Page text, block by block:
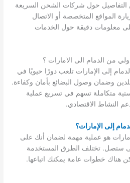
التفاصيل حول شركات الشحن السريعة
المواقع المتخصصة أو الاتصال
معلومات دقيقة حول الخدمات
من الدمام الى الامارات ؟
إلى الإمارات تلعب دورًا حيويًا في
وضمان وصول البضائع بأمان وكفاءة.
متكاملة تسهم في تسريع عملية
النشاط الاقتصادي.
إلى الإمارات؟
هو عملية مهمة لضمان أنك على
ستصل. تختلف الطرق المستخدمة
هناك خطوات عامة يمكنك اتباعها.